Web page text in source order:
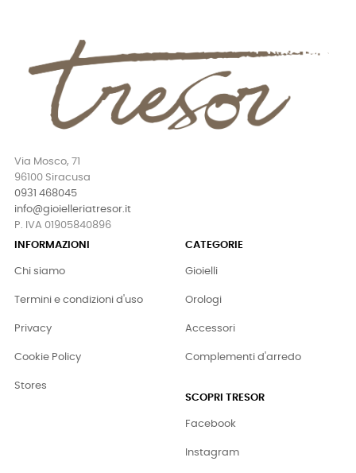
Via Mosco, 71
96100 Siracusa
0931 468045
info@gioielleriatresor.it
P. IVA 01905840896
INFORMAZIONI
Chi siamo
Termini e condizioni d'uso
Privacy
Cookie Policy
Stores
CATEGORIE
Gioielli
Orologi
Accessori
Complementi d'arredo
SCOPRI TRESOR
Facebook
Instagram